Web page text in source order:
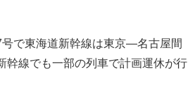
で東海道新幹線は東京―名古屋間
幹線でも一部の列車で計画運休が行